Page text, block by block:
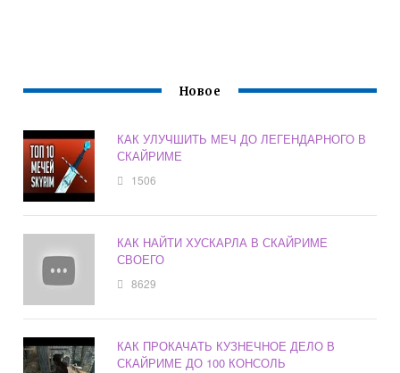
Новое
КАК УЛУЧШИТЬ МЕЧ ДО ЛЕГЕНДАРНОГО В
СКАЙРИМЕ
1506
КАК НАЙТИ ХУСКАРЛА В СКАЙРИМЕ
СВОЕГО
8629
КАК ПРОКАЧАТЬ КУЗНЕЧНОЕ ДЕЛО В
СКАЙРИМЕ ДО 100 КОНСОЛЬ